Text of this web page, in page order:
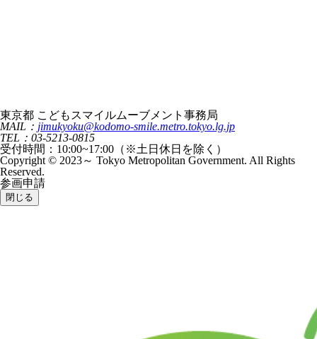
東京都 こどもスマイルムーブメント事務局
MAIL： jimukyoku@kodomo-smile.metro.tokyo.lg.jp
TEL：03-5213-0815
受付時間：10:00~17:00（※土日休日を除く）
Copyright © 2023～ Tokyo Metropolitan Government. All Rights
Reserved.
参画申請
閉じる